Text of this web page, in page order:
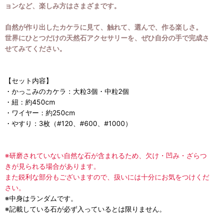
ョンなど、楽しみ方はさまざまです。
自然が作り出したカケラに見て、触れて、選んで、作る楽しさ。
世界にひとつだけの天然石アクセサリーを、ぜひ自分の手で完成さ
せてみてください。
【セット内容】
・かっこみのカケラ：大粒3個・中粒2個
・紐：約450cm
・ワイヤー：約250cm
・やすり：3枚（#120、#600、#1000）
※研磨されていない自然な石が含まれるため、欠け・凹み・ざらつ
きが見られる場合があります。
また鋭利な部分もございますので、扱いには十分にお気をつけくだ
さい。
※中身はランダムです。
※記載している石が必ず入っているとは限りません。